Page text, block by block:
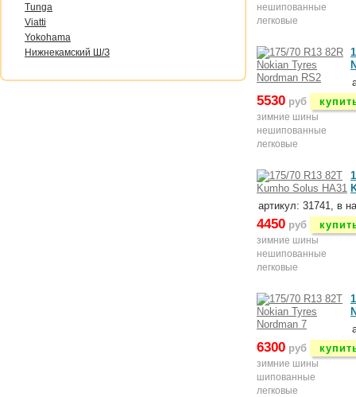
Tunga
Viatti
Yokohama
Нижнекамский Ш/З
нешипованные
легковые
5530 руб
зимние шины
нешипованные
легковые
артикул: 31741, в
4450 руб
зимние шины
нешипованные
легковые
6300 руб
зимние шины
шипованные
легковые